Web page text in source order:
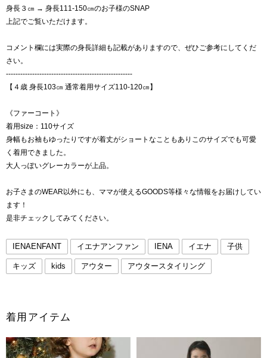
身長３㎝ → 身長111-150㎝のお子様のSNAP
上記でご覧いただけます。
コメント欄には実際の身長詳細も記載がありますので、ぜひご参考にしてくだ
さい。
-----------------------------------------------------
【４歳 身長103㎝ 通常着用サイズ110-120㎝】
《ファーコート》
着用size：110サイズ
身幅もお袖もゆったりですが着丈がショートなこともありこのサイズでも可愛
く着用できました。
大人っぽいグレーカラーが上品。
お子さまのWEAR以外にも、ママが使えるGOODS等様々な情報をお届けしてい
ます！
是非チェックしてみてください。
IENAENFANT イエナアンファン IENA イエナ 子供
キッズ kids アウター アウタースタイリング
着用アイテム